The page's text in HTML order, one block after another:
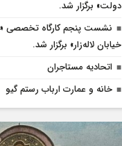
دولت» برگزار شد.
نشست پنجم کارگاه تخصصی
خیابان لاله‌زار» برگزار شد.
اتحادیه مستاجران
خانه و عمارت ارباب رستم گیو